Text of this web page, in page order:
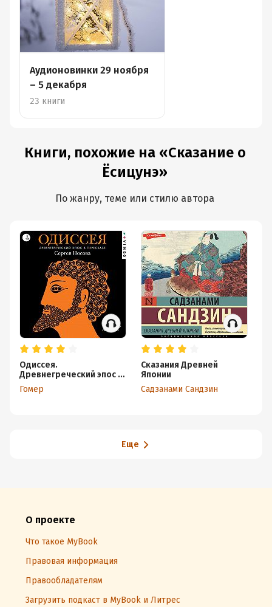
Аудионовинки 29 ноября
– 5 декабря
23 книги
Книги, похожие на «Сказание о
Ёсицунэ»
По жанру, теме или стилю автора
Одиссея.
Древнегреческий эпос в
пересказе Сергея
Носова
Гомер
Сказания Древней
Японии
Садзанами Сандзин
Еще
О проекте
Что такое MyBook
Правовая информация
Правообладателям
Загрузить подкаст в MyBook и Литрес